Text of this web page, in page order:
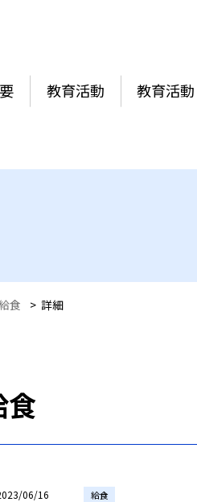
教育活動 教育活動
給食 > 詳細
食
06/16 給食